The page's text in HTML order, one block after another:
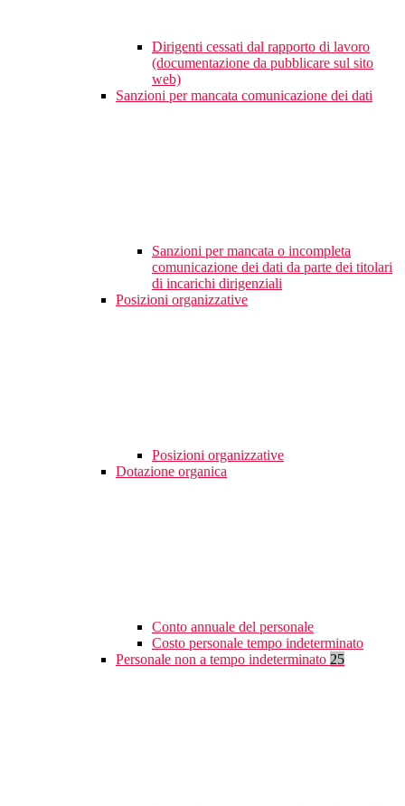
Dirigenti cessati dal rapporto di lavoro
(documentazione da pubblicare sul sito
web)
Sanzioni per mancata comunicazione dei dati
Sanzioni per mancata o incompleta
comunicazione dei dati da parte dei titolari
di incarichi dirigenziali
Posizioni organizzative
Posizioni organizzative
Dotazione organica
Conto annuale del personale
Costo personale tempo indeterminato
Personale non a tempo indeterminato 25